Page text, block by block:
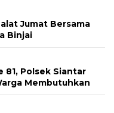
Jumat Bersama
Binjai
81, Polsek Siantar
Membutuhkan